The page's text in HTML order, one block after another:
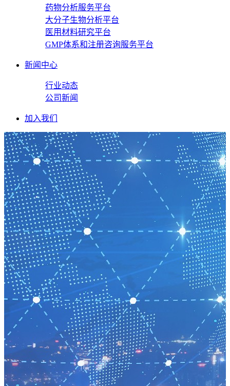
药物分析服务平台
大分子生物分析平台
医用材料研究平台
GMP体系和注册咨询服务平台
新闻中心
行业动态
公司新闻
加入我们